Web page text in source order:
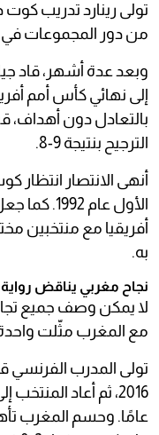
من دور المجموعات في
وبعد عدة أشهر، قاد جيل
بالتعادل دون أهداف،
الترجيح بنتيجة 9-8.
أنهى الانتصار انتظار
الأول عام
أفريقيا مع منتخبين
به.
نجاح مغربي يناقض رواية
لا يمكن وصف جميع
مع المغرب مثّلت
تولى المدرب الفرنسي